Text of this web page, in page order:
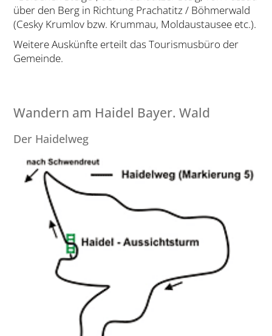
über den Berg in Richtung Prachatitz / Böhmerwald
(Cesky Krumlov bzw. Krummau, Moldaustausee etc.).
Weitere Auskünfte erteilt das Tourismusbüro der
Gemeinde.
Wandern am Haidel Bayer. Wald
Der Haidelweg